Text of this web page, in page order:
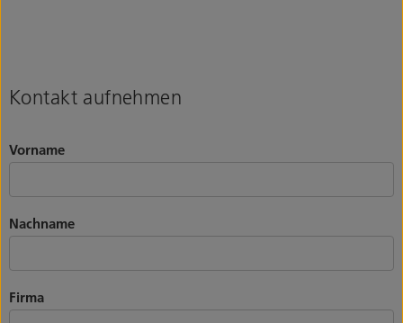
Kontakt aufnehmen
Vorname
Nachname
Firma